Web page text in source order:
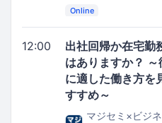
Online
12:00
出社回帰か在宅勤
はありますか？
に適した働き方を
すすめ～
マジセミ×ビジ